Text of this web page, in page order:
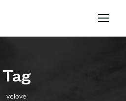
Tag
velove